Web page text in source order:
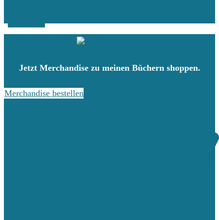
Jetzt Merchandise zu meinen Büchern shoppen.
Merchandise bestellen